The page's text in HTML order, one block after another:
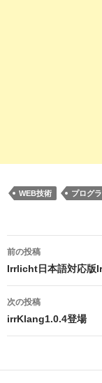
WEB技術 プログ
投
稿
ナ
ビ
ー
前の投稿
Irrlicht日本語対応版
次の投稿
irrKlang1.0.4登場